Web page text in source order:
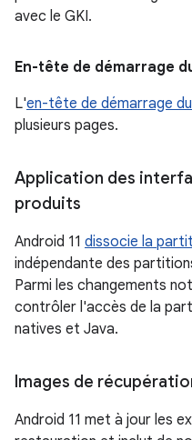
avec le GKI.
En-tête de démarrage
L'en-tête de démarrage
plusieurs pages.
Application des
produits
Android 11 dissocie la
indépendante des
Parmi les changements
contrôler l'accès de la
natives et Java.
Images de
Android 11 met à jour les